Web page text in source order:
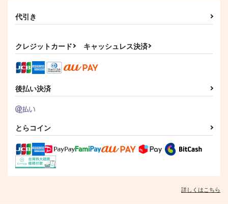
ｍｅｒｒｙ
330円（税込）
サンプル
作品詳細
トカゲ村
1,147
サンプル
シーソーゲーム
サンプル
サンプル
代引き
クレジットカード キャッシュレス決済
後払い決済
とらコイン
詳しくはこちら